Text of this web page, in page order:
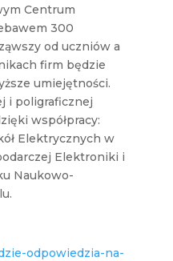
Centrum
300
od uczniów a
firm będzie
umiejętności.
i poligraficznej
współpracy:
Elektrycznych w
Elektroniki i
Naukowo-
odpowiedzia-na-